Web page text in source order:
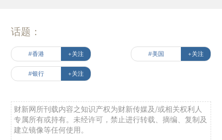
话题：
#香港 +关注 #美国 +关注
#银行 +关注
财新网所刊载内容之知识产权为财新传媒及/或相关权利人
专属所有或持有。未经许可，禁止进行转载、摘编、复制及
建立镜像等任何使用。